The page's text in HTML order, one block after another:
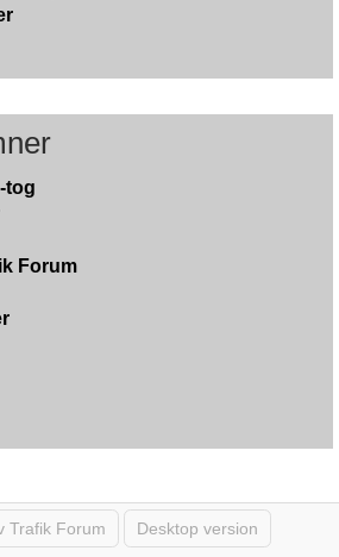
tog
Forum
Trafik Forum Desktop version